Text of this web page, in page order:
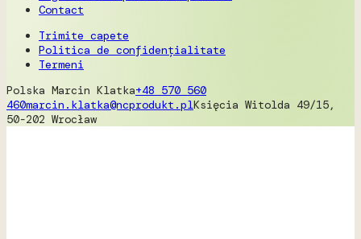
Contact
Trimite capete
Politica de confidențialitate
Termeni
Polska Marcin Klatka+48 570 560
460marcin.klatka@ncprodukt.plKsięcia Witolda 49/15,
50-202 Wrocław